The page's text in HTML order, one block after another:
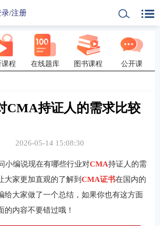
录/注册
程 在线题库 图书课程 公开课
CMA持证人的需求比较
2026-05-14 15:08:30
小编说现在有哪些行业对CMA持证人的需
大家更加直观的了解到 CMA证书在国内的
给大家做了一个总结，如果你也有这方面
的内容不要错过哦！